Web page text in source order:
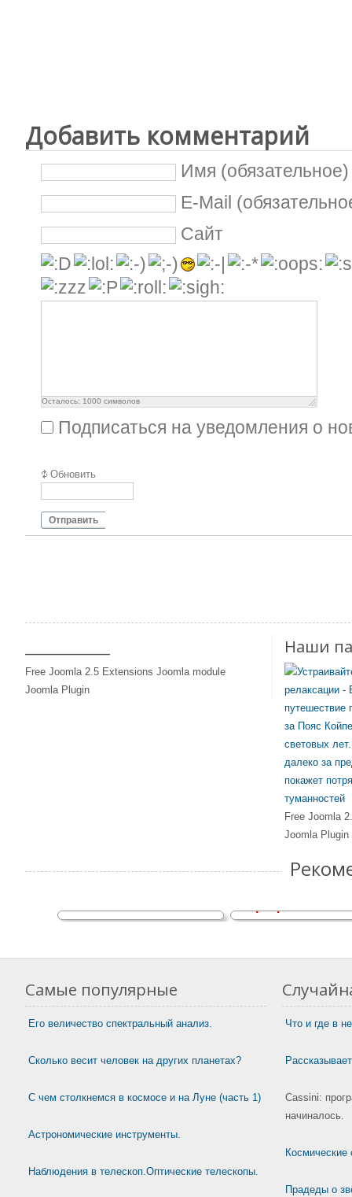
Добавить комментарий
Имя (обязательное)
E-Mail
Сайт
Осталось: 1000 символов
Подписаться на уведомления о
Обновить
Отправить
Free Joomla 2.5 Extensions Joomla module
Joomla Plugin
Наши
Free Joomla
Joomla Plugin
Самые популярные
Его величество спектральный анализ.
Сколько весит человек на других планетах?
С чем столкнемся в космосе и на Луне (часть 1)
Астрономические инструменты.
Наблюдения в телескоп.Оптические телескопы.
Что и где в
Саssini:
начиналось.
Космические
Прадеды о